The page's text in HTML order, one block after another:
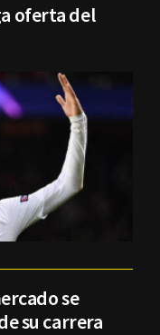
oferta del
se
su carrera